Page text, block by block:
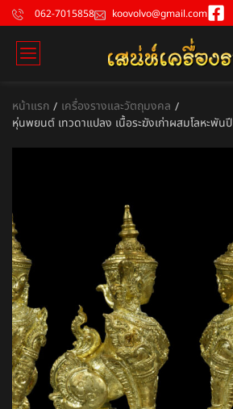
062-7015858 koovolvo@gmail.com
หน้าแรก / เครื่องรางและวัตถุมงคล /
หุ่นพยนต์ เทวดาแปลง เนื้อระฆังเก่าผสมโลหะพันปี